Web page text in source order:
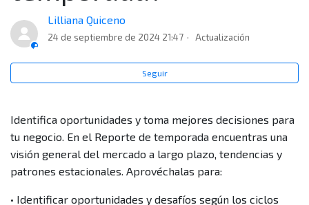
¿Qué información encuentro en la sección "Mirada
general" del Reporte de temporada?
¿Cómo filtro o busco información más detallada?
¿Debo leer el Reporte de temporada en algún orden
específico?
¿Cada cuánto actualizan la información del Reporte de
temporada?
Lilliana Quiceno
24 de septiembre de 2024 21:47 Actualización
Seguir
Identifica oportunidades y toma mejores decisiones para
tu negocio. En el Reporte de temporada encuentras una
visión general del mercado a largo plazo, tendencias y
patrones estacionales. Aprovéchalas para:
• Identificar oportunidades y desafíos según los ciclos